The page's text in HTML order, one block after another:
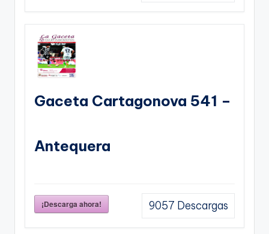
Gaceta Cartagonova 541 –
Antequera
¡Descarga ahora! 9057 Descargas